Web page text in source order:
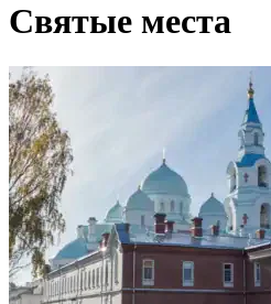
Святые места